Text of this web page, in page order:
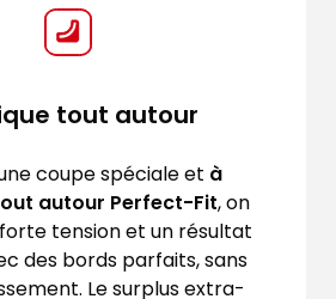
tout autour
coupe spéciale et à
autour Perfect-Fit, on
tension et un résultat
des bords parfaits, sans
Le surplus extra-